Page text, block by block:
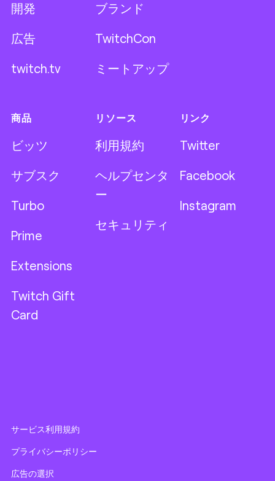
開発
広告
twitch.tv
ブランド
TwitchCon
ミートアップ
商品
ビッツ
サブスク
Turbo
Prime
Extensions
Twitch Gift
Card
リソース
利用規約
ヘルプセンタ
ー
セキュリティ
リンク
Twitter
Facebook
Instagram
サービス利用規約
プライバシーポリシー
広告の選択